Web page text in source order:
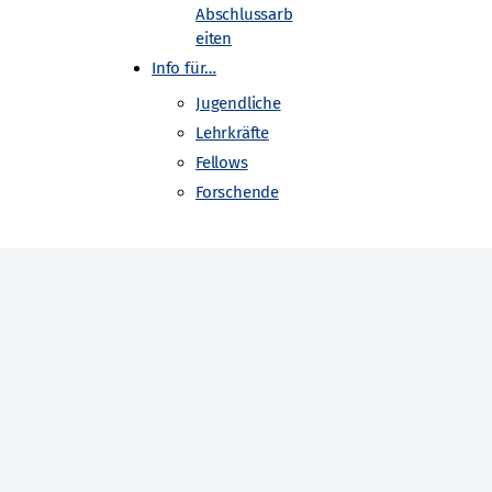
Abschlussarb
eiten
Info für…
Jugendliche
Lehrkräfte
Fellows
Forschende